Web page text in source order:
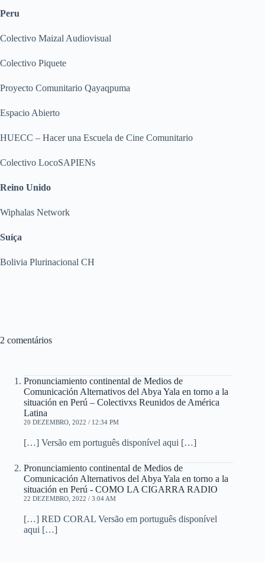
Peru
Colectivo Maizal Audiovisual
Colectivo Piquete
Proyecto Comunitario Qayaqpuma
Espacio Abierto
HUECC – Hacer una Escuela de Cine Comunitario
Colectivo LocoSAPIENs
Reino Unido
Wiphalas Network
Suíça
Bolivia Plurinacional CH
2 comentários
Pronunciamiento continental de Medios de
Comunicación Alternativos del Abya Yala en torno a la
situación en Perú – Colectivxs Reunidos de América
Latina
20 DEZEMBRO, 2022 / 12:34 PM
[…] Versão em português disponível aqui […]
Pronunciamiento continental de Medios de
Comunicación Alternativos del Abya Yala en torno a la
situación en Perú - COMO LA CIGARRA RADIO
22 DEZEMBRO, 2022 / 3:04 AM
[…] RED CORAL Versão em português disponível
aqui […]